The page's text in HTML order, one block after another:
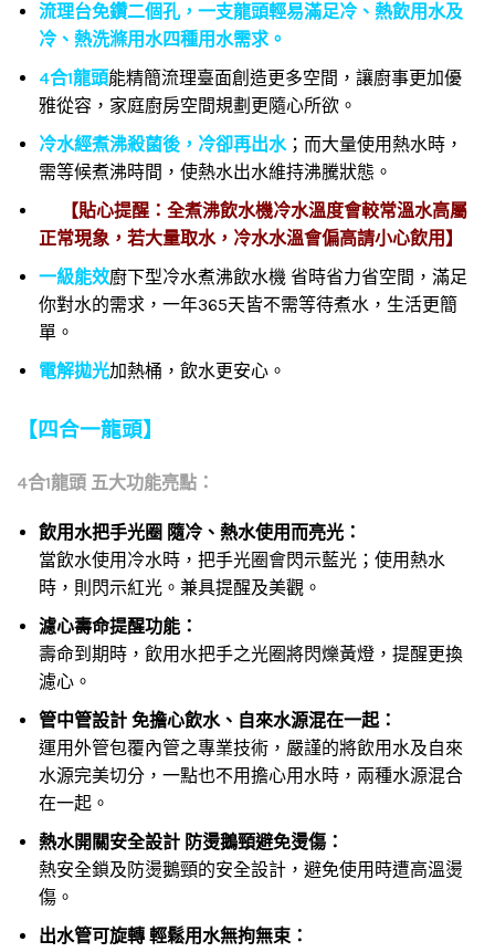
流理台免鑽二個孔，一支龍頭輕易滿足冷、熱飲用水及
冷、熱洗滌用水四種用水需求。
4合1龍頭能精簡流理臺面創造更多空間，讓廚事更加優
雅從容，家庭廚房空間規劃更隨心所欲。
冷水經煮沸殺菌後，冷卻再出水；而大量使用熱水時，
需等候煮沸時間，使熱水出水維持沸騰狀態。
【貼心提醒：全煮沸飲水機冷水溫度會較常溫水高屬
正常現象，若大量取水，冷水水溫會偏高請小心飲用】
一級能效廚下型冷水煮沸飲水機 省時省力省空間，滿足
你對水的需求，一年365天皆不需等待煮水，生活更簡
單。
電解拋光加熱桶，飲水更安心。
【四合一龍頭】
4合1龍頭 五大功能亮點：
飲用水把手光圈 隨冷、熱水使用而亮光：
當飲水使用冷水時，把手光圈會閃示藍光；使用熱水
時，則閃示紅光。兼具提醒及美觀。
濾心壽命提醒功能：
壽命到期時，飲用水把手之光圈將閃爍黃燈，提醒更換
濾心。
管中管設計 免擔心飲水、自來水源混在一起：
運用外管包覆內管之專業技術，嚴謹的將飲用水及自來
水源完美切分，一點也不用擔心用水時，兩種水源混合
在一起。
熱水開關安全設計 防燙鵝頸避免燙傷：
熱安全鎖及防燙鵝頸的安全設計，避免使用時遭高溫燙
傷。
出水管可旋轉 輕鬆用水無拘無束：